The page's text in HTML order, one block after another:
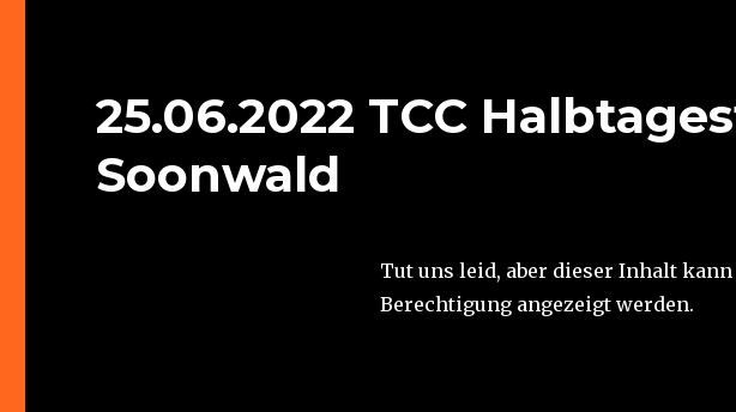
25.06.2022 TCC
Soonwald
Tut uns leid, aber dieser Inhalt
Berechtigung angezeigt werden.